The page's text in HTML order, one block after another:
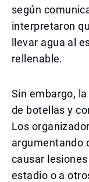
según
interpretaron
llevar agua al
rellenable.
Sin embargo,
de botellas y
Los
argumentando
causar
estadio o a